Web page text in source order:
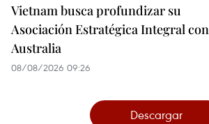
Vietnam busca profundizar su
Asociación Estratégica Integral con
Australia
08/08/2026 09:26
Descargar